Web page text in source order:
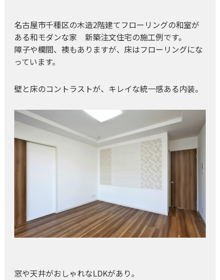
名古屋市千種区の木造2階建てフローリングの和室が
ある和モダンな家 新築注文住宅の施工例です。
障子や欄間、襖もありますが、床はフローリングにな
っています。
壁と床のコントラストが、キレイな統一感ある内装。
窓や天井がおしゃれなLDKがあり。